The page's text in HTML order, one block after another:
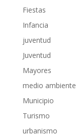
Fiestas
Infancia
juventud
Juventud
Mayores
medio ambiente
Municipio
Turismo
urbanismo